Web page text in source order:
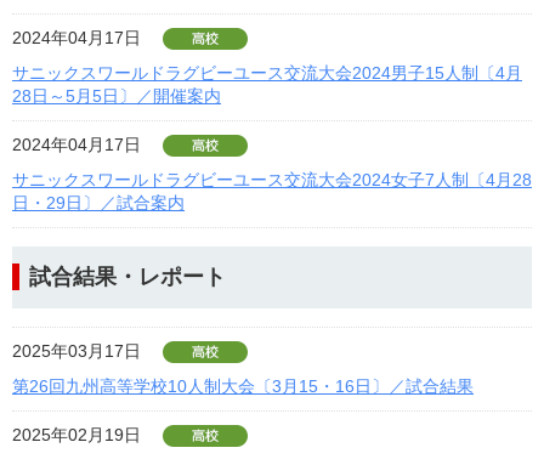
2024年04月17日
サニックスワールドラグビーユース交流大会2024男子15人制〔4月
28日～5月5日〕／開催案内
2024年04月17日
サニックスワールドラグビーユース交流大会2024女子7人制〔4月28
日・29日〕／試合案内
試合結果・レポート
2025年03月17日
第26回九州高等学校10人制大会〔3月15・16日〕／試合結果
2025年02月19日